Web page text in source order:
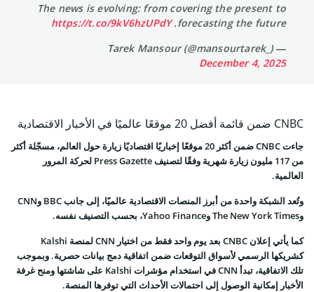
The news is evolving: from covering the present to
forecasting the future.
https://t.co/9kV6hzUPdY
— Tarek Mansour (@mansourtarek_)
December 4, 2025
CNBC ضمن قائمة أفضل 20 موقعًا عالميًا في الأخبار الاقتصادية
جاءت CNBC ضمن أكثر 20 موقعًا إخباريًا اقتصاديًا زيارة حول العالم، مسجّلة أكثر
من 117 مليون زيارة شهرية وفقًا لتصنيف Press Gazette لحركة المرور
العالمية.
وتُعد الشبكة واحدة من أبرز المنصات الاقتصادية عالميًا، إلى جانب BBC وCNN
وThe New York Times وYahoo Finance، بحسب التصنيف نفسه.
كما يأتي إعلان CNBC بعد يوم واحد فقط من اختيار CNN لمنصة Kalshi
كشريكها الرسمي لأسواق التوقعات ضمن اتفاقية دمج بيانات حصرية. وبموجب
تلك الاتفاقية، تبدأ CNN في استخدام مؤشرات Kalshi على شاشتها ومنح غرفة
الأخبار إمكانية الوصول إلى احتمالات الأحداث التي توفرها المنصة.